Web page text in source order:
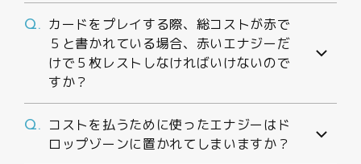
Q. カードをプレイする際、総コストが赤で
５と書かれている場合、赤いエナジーだ
けで５枚レストしなければいけないので
すか？
Q.
コストを払うために使ったエナジーはド
ロップゾーンに置かれてしまいますか？